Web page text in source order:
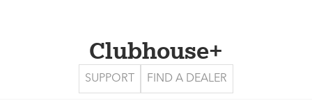
Clubhouse+
SUPPORT FIND A DEALER